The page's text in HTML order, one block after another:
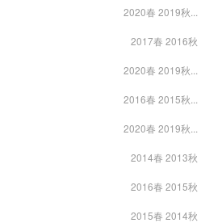
2020春 2019秋...
2017春 2016秋
2020春 2019秋...
2016春 2015秋...
2020春 2019秋...
2014春 2013秋
2016春 2015秋
2015春 2014秋